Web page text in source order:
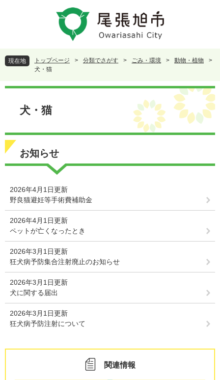
頭
で
。
飛
ば
て
現在地 トップページ > 分類でさがす > ごみ・環境 > 動物・植物
>
犬・猫
本
犬・猫
お知らせ
2026年4月1日更新
野良猫避妊等手術費補助金
2026年4月1日更新
ペットが亡くなったとき
2026年3月1日更新
狂犬病予防集合注射廃止のお知らせ
2026年3月1日更新
犬に関する届出
2026年3月1日更新
狂犬病予防注射について
関連情報